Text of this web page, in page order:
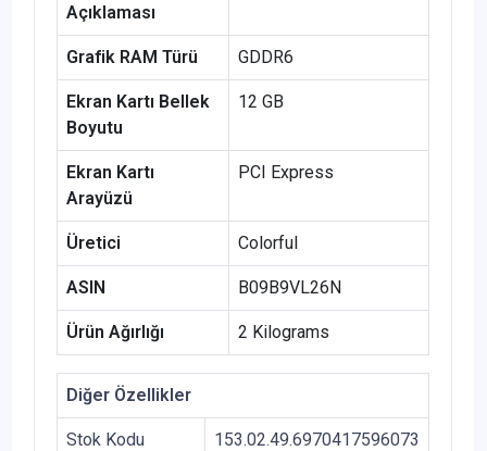
Açıklaması
Grafik RAM Türü ‎GDDR6
Ekran Kartı Bellek
Boyutu
‎12 GB
Ekran Kartı
Arayüzü
‎PCI Express
Üretici ‎Colorful
ASIN ‎B09B9VL26N
Ürün Ağırlığı ‎2 Kilograms
Diğer Özellikler
Stok Kodu 153.02.49.6970417596073